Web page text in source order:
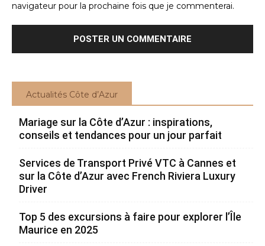
navigateur pour la prochaine fois que je commenterai.
Actualités Côte d’Azur
Mariage sur la Côte d’Azur : inspirations,
conseils et tendances pour un jour parfait
Services de Transport Privé VTC à Cannes et
sur la Côte d’Azur avec French Riviera Luxury
Driver
Top 5 des excursions à faire pour explorer l’Île
Maurice en 2025